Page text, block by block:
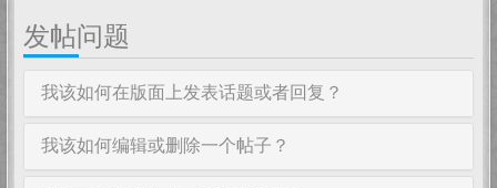
发帖问题
我该如何在版面上发表话题或者回复？
我该如何编辑或删除一个帖子？